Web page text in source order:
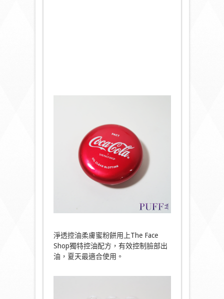
淨透控油柔膚蜜粉餅用上The Face
Shop獨特控油配方，有效控制臉部出
油，夏天最適合使用。